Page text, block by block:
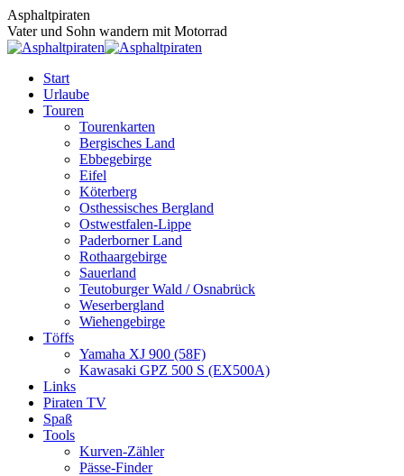
Zum
Inhalt
springen
Asphaltpiraten
Vater und Sohn wandern mit Motorrad
Start
Urlaube
Touren
Tourenkarten
Bergisches Land
Ebbegebirge
Eifel
Köterberg
Osthessisches Bergland
Ostwestfalen-Lippe
Paderborner Land
Rothaargebirge
Sauerland
Teutoburger Wald / Osnabrück
Weserbergland
Wiehengebirge
Töffs
Yamaha XJ 900 (58F)
Kawasaki GPZ 500 S (EX500A)
Links
Piraten TV
Spaß
Tools
Kurven-Zähler
Pässe-Finder